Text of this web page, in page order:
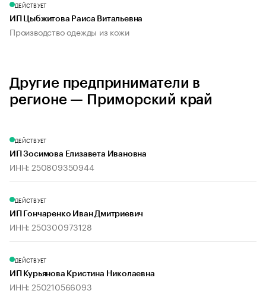
ДЕЙСТВУЕТ
ИП Цыбжитова Раиса Витальевна
Производство одежды из кожи
Другие предприниматели в
регионе — Приморский край
ДЕЙСТВУЕТ
ИП Зосимова Елизавета Ивановна
ИНН: 250809350944
ДЕЙСТВУЕТ
ИП Гончаренко Иван Дмитриевич
ИНН: 250300973128
ДЕЙСТВУЕТ
ИП Курьянова Кристина Николаевна
ИНН: 250210566093